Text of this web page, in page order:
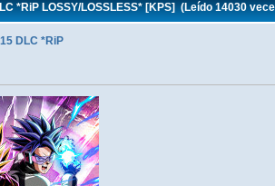
*RiP LOSSY/LOSSLESS* [KPS] (Leído 14030
DLC *RiP